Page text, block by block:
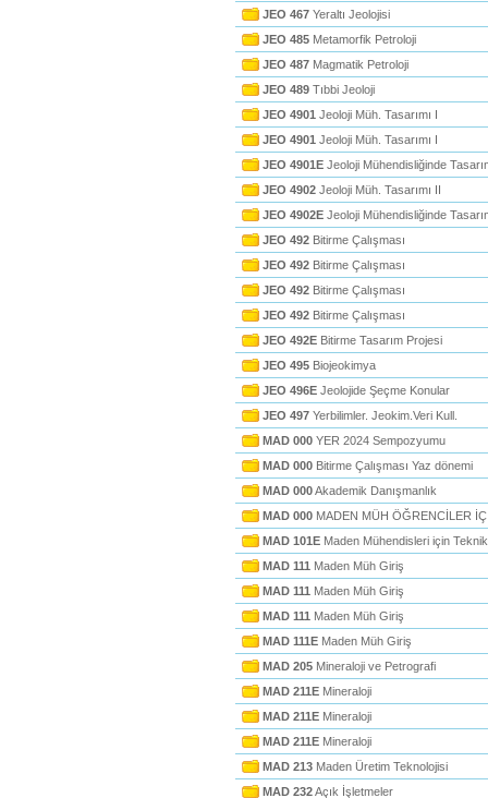
JEO 467 Yeraltı Jeolojisi
JEO 485 Metamorfik Petroloji
JEO 487 Magmatik Petroloji
JEO 489 Tıbbi Jeoloji
JEO 4901 Jeoloji Müh. Tasarımı I
JEO 4901 Jeoloji Müh. Tasarımı I
JEO 4901E Jeoloji Mühendisliğinde
JEO 4902 Jeoloji Müh. Tasarımı II
JEO 4902E Jeoloji Mühendisliğinde
JEO 492 Bitirme Çalışması
JEO 492 Bitirme Çalışması
JEO 492 Bitirme Çalışması
JEO 492 Bitirme Çalışması
JEO 492E Bitirme Tasarım Projesi
JEO 495 Biojeokimya
JEO 496E Jeolojide Şeçme Konular
JEO 497 Yerbilimler. Jeokim.Veri Kull.
MAD 000 YER 2024 Sempozyumu
MAD 000 Bitirme Çalışması Yaz dönemi
MAD 000Akademik Danışmanlık
MAD 000 MADEN MÜH ÖĞRENCİLER
MAD 101E Maden Mühendisleri için
MAD 111 Maden Müh Giriş
MAD 111 Maden Müh Giriş
MAD 111 Maden Müh Giriş
MAD 111E Maden Müh Giriş
MAD 205 Mineraloji ve Petrografi
MAD 211E Mineraloji
MAD 211E Mineraloji
MAD 211E Mineraloji
MAD 213 Maden Üretim Teknolojisi
MAD 232Açık İşletmeler